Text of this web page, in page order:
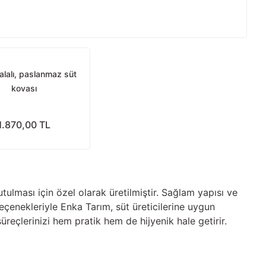
paslanmaz süt
kovası
TL
için özel olarak üretilmiştir. Sağlam yapısı ve
Enka Tarım, süt üreticilerine uygun
hem pratik hem de hijyenik hale getirir.